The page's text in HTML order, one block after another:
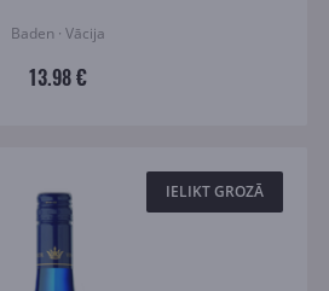
Baden · Vācija
13.98 €
IELIKT GROZĀ